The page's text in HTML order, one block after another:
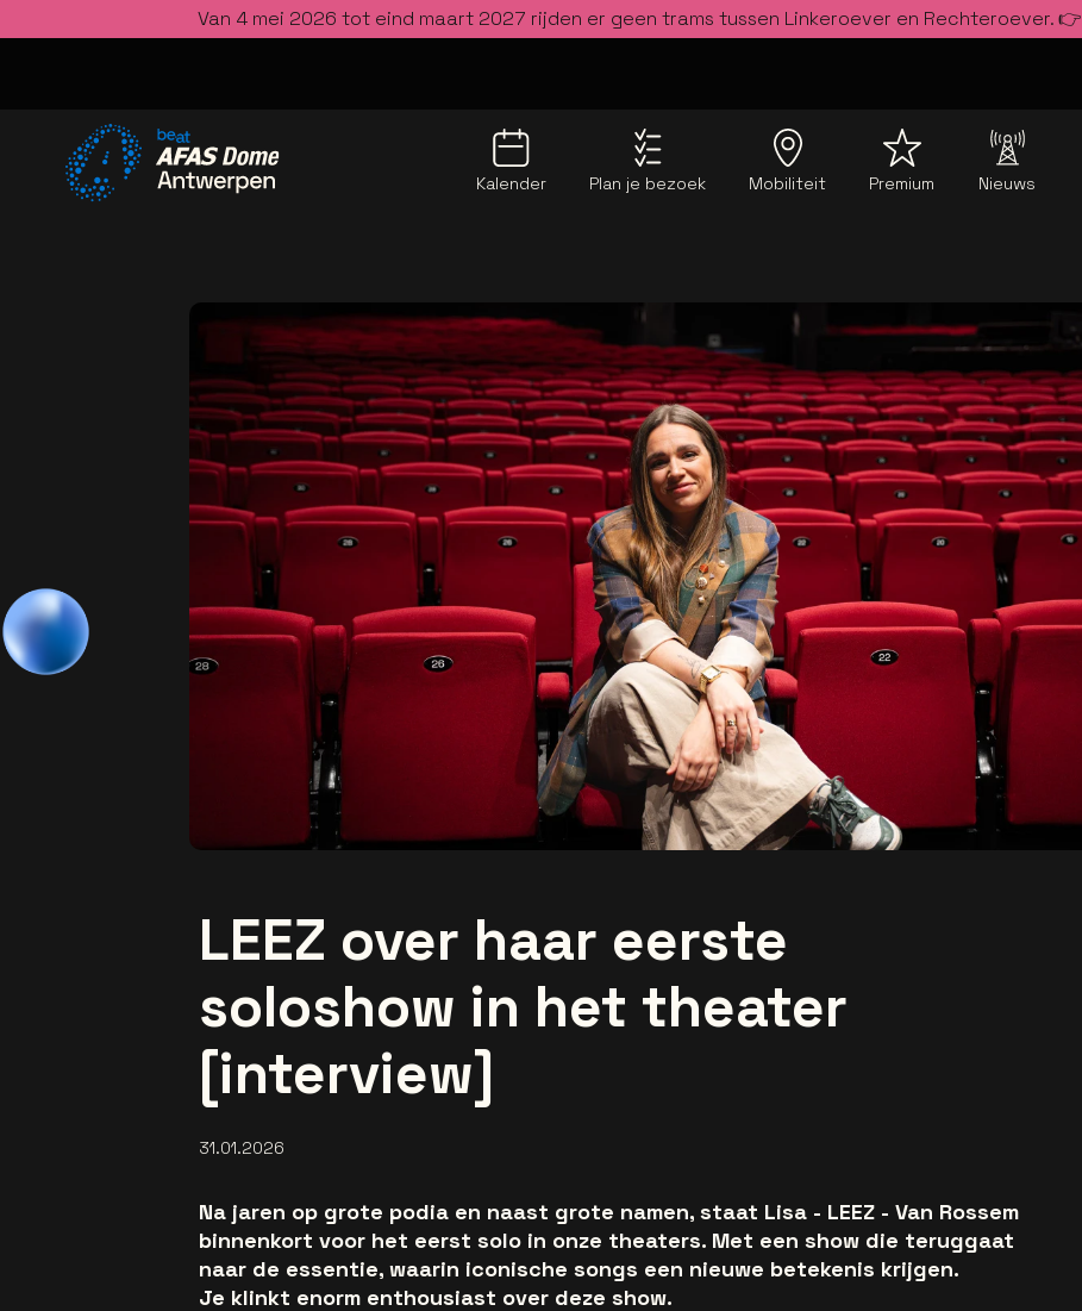
Van 4 mei 2026 tot eind maart 2027 rijden er geen trams tussen Linkeroever en Rechteroever. 👉
Kalender Plan je bezoek Mobiliteit Premium Nieuws
LEEZ over haar eerste
soloshow in het theater
[interview]
31.01.2026
Na jaren op grote podia en naast grote namen, staat Lisa - LEEZ - Van Rossem
binnenkort voor het eerst solo in onze theaters. Met een show die teruggaat
naar de essentie, waarin iconische songs een nieuwe betekenis krijgen.
Je klinkt enorm enthousiast over deze show.